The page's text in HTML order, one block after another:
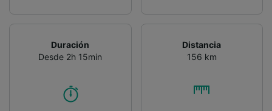
Duración
Desde 2h 15min
Distancia
156 km